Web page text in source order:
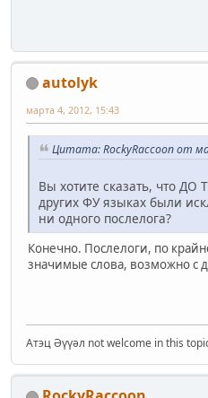
autolyk
марта 4, 2012, 15:43
Цитата: RockyRaccoon от
Вы хотите сказать, что ДО
других ФУ языках были
ни одного послелога?
Конечно. Послелоги, по
значимые слова, возможно с
Атэц Әүүәл not welcome in this